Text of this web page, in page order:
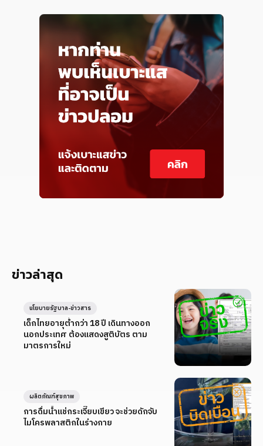
ข่าวล่าสุด
เด็กไทยอายุต่ำกว่า 18 ปี เดินทางออก
นอกประเทศ ต้องแสดงสูติบัตร ตาม
มาตรการใหม่
นโยบายรัฐบาล-ข่าวสาร
การดื่มน้ำแช่กระเจี๊ยบเขียว จะช่วยดักจับ
ไมโครพลาสติกในร่างกาย
ผลิตภัณฑ์สุขภาพ